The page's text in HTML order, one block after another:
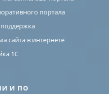
портала
сайта в интернете
1С
И ПО